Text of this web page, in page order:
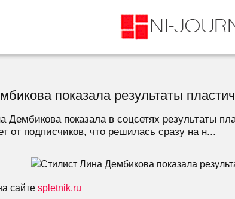
показала результаты
Дембикова показала в соцсетях результаты
от подписчиков, что решилась сразу на н...
сайтеspletnik.ru